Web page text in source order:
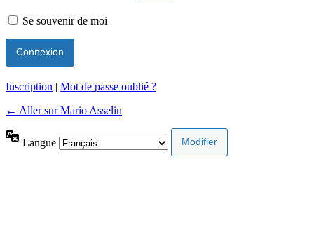
Se souvenir de moi
Inscription | Mot de passe oublié ?
← Aller sur Mario Asselin
Langue